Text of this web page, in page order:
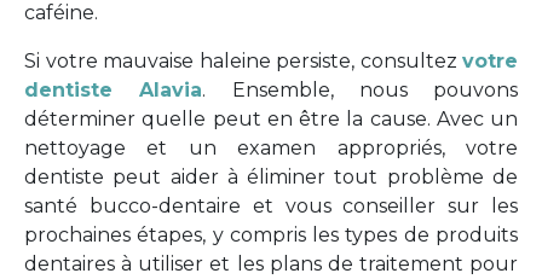
caféine.
Si votre mauvaise haleine persiste, consultez votre
dentiste Alavia. Ensemble, nous pouvons
déterminer quelle peut en être la cause. Avec un
nettoyage et un examen appropriés, votre
dentiste peut aider à éliminer tout problème de
santé bucco-dentaire et vous conseiller sur les
prochaines étapes, y compris les types de produits
dentaires à utiliser et les plans de traitement pour